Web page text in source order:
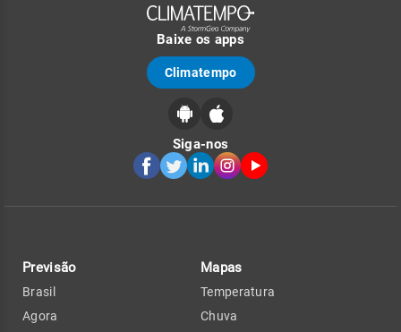
Baixe os apps
Climatempo
Siga-nos
Previsão
Brasil
Agora
Mapas
Temperatura
Chuva